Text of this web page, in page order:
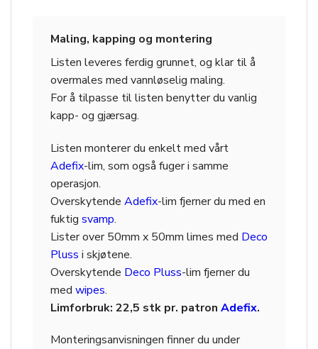
Maling, kapping og montering
Listen leveres ferdig grunnet, og klar til å
overmales med vannløselig maling.
For å tilpasse til listen benytter du vanlig
kapp- og gjærsag.
Listen monterer du enkelt med vårt
Adefix-lim, som også fuger i samme
operasjon.
Overskytende Adefix-lim fjerner du med en
fuktig svamp.
Lister over 50mm x 50mm limes med Deco
Pluss i skjøtene.
Overskytende Deco Pluss-lim fjerner du
med wipes.
Limforbruk: 22,5 stk pr. patron Adefix.
Monteringsanvisningen finner du under